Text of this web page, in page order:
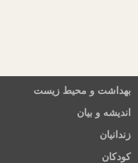
بهداشت و محیط زیست
اندیشه و بیان
زندانیان
کودکان